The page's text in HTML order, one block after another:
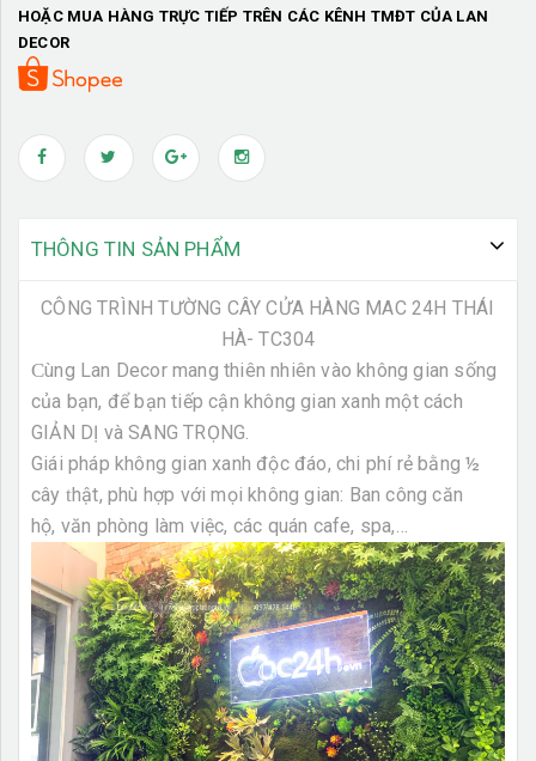
HOẶC MUA HÀNG TRỰC TIẾP TRÊN CÁC KÊNH TMĐT CỦA LAN
DECOR
THÔNG TIN SẢN PHẨM
CÔNG TRÌNH TƯỜNG CÂY CỬA HÀNG MAC 24H THÁI
HÀ- TC304
Cùng Lan Decor mang thiên nhiên vào không gian sống
của bạn, để bạn tiếp cận không gian xanh một cách
GIẢN DỊ và SANG TRỌNG.
Giái pháp không gian xanh độc đáo, chi phí rẻ bằng ½
cây thật, phù hợp với mọi không gian: Ban công căn
hộ, văn phòng làm việc, các quán cafe, spa,…